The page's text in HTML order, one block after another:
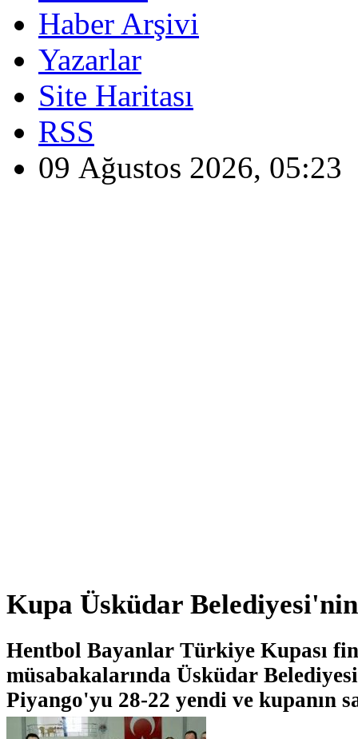
Haber Arşivi
Yazarlar
Site Haritası
RSS
09 Ağustos 2026, 05:23
Kupa Üsküdar
Hentbol Bayanlar Türkiye Kupası
müsabakalarında Üsküdar
Piyango'yu 28-22 yendi ve kupanın